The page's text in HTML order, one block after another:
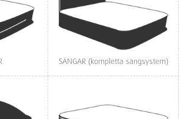
SÄNGAR (kompletta sängsystem)